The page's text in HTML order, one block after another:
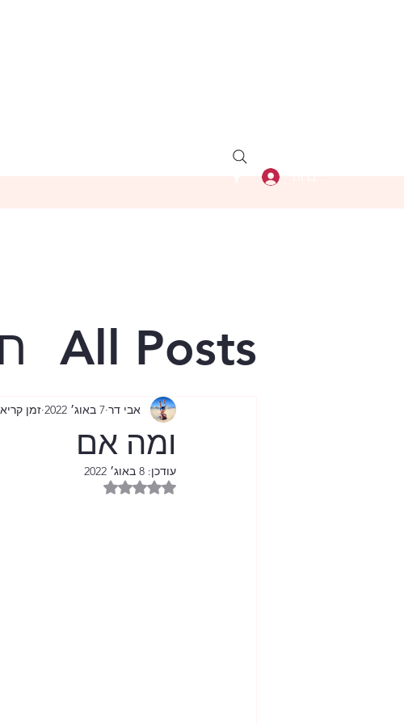
All Posts
בית היפשר
הגיל
ומה אם
אבי דר 7 באוג׳ 2022 זמן קריאה 2
עודכן: 8 באוג׳ 2022
דירוג של NaN מתוך 5 כוכבים